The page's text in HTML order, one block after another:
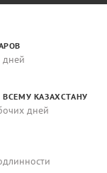
дней
ВСЕМУ КАЗАХСТАНУ
дней